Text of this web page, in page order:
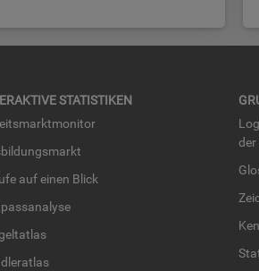
STA­TIS­TI­KEN
auf einen Blick
der